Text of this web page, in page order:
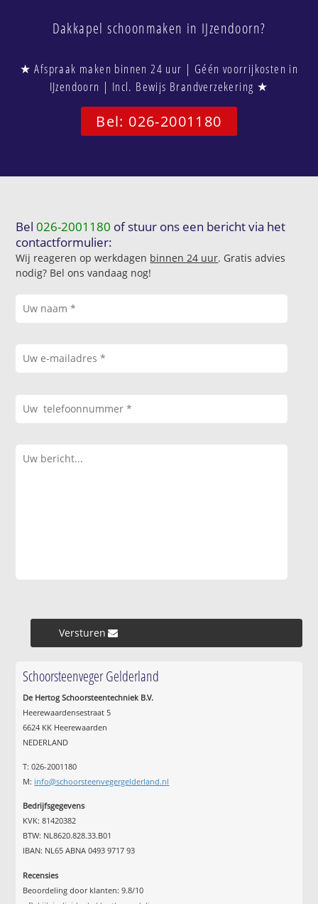
Dakkapel schoonmaken in IJzendoorn?
★ Afspraak maken binnen 24 uur | Géén voorrijkosten in
IJzendoorn | Incl. Bewijs Brandverzekering ★
Bel: 026-2001180
Bel026-2001180 of stuur ons een bericht via het
contactformulier:
Wij reageren op werkdagen binnen 24 uur. Gratis advies
nodig? Bel ons vandaag nog!
Versturen »
Schoorsteenveger Gelderland
De Hertog Schoorsteentechniek B.V.
Heerewaardensestraat 5
6624 KK Heerewaarden
NEDERLAND
T: 026-2001180
M: info@schoorsteenvegergelderland.nl
Bedrijfsgegevens
KVK: 81420382
BTW: NL8620.828.33.B01
IBAN: NL65 ABNA 0493 9717 93
Recensies
Beoordeling door klanten:9.8/10